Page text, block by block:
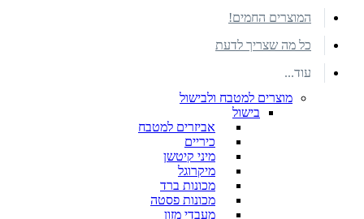
המוצרים החמים!
כל מה שצריך לדעת
עוד...
מוצרים למטבח ולבישול
בישול
אביזרים למטבח
כיריים
מיני קיטשן
מיקרוגל
מכונות ברד
מכונות פסטה
מעבדי מזון